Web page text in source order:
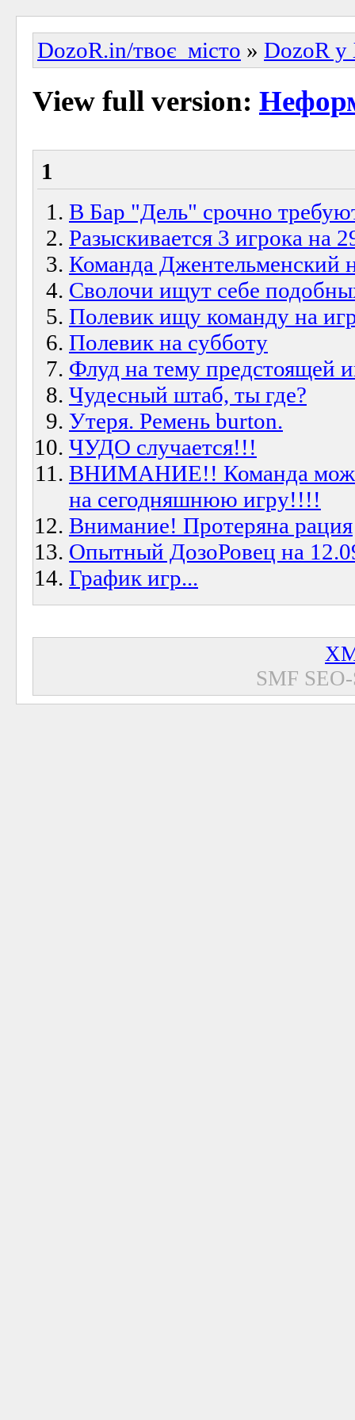
DozoR.in/твоє_місто » DozoR у
View full version:
1
В Бар "Дель" срочно
Разыскивается 3 игрока на
Команда Джентельменский
Сволочи ищут себе
Полевик ищу команду на
Полевик на субботу
Флуд на тему предстоящей
Чудесный штаб, ты где?
Утеря. Ремень burton.
ЧУДО случается!!!
ВНИМАНИЕ!! Команда
на сегодняшнюю игру!!!!
Внимание! Протеряна рация
Опытный ДозоРовец на
График игр...
SMF